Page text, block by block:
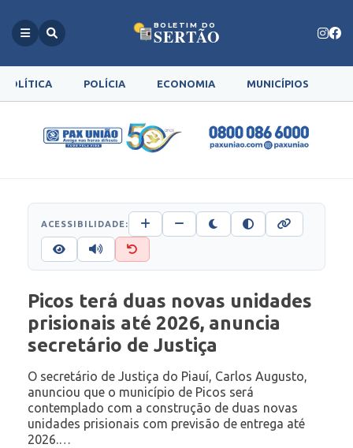
BOLETIM DO
SERTÃO
POLÍTICA POLÍCIA ECONOMIA MUNICÍPIOS
ACESSIBILIDADE:
Picos terá duas novas unidades
prisionais até 2026, anuncia
secretário de Justiça
O secretário de Justiça do Piauí, Carlos Augusto,
anunciou que o município de Picos será
contemplado com a construção de duas novas
unidades prisionais com previsão de entrega até
2026.…